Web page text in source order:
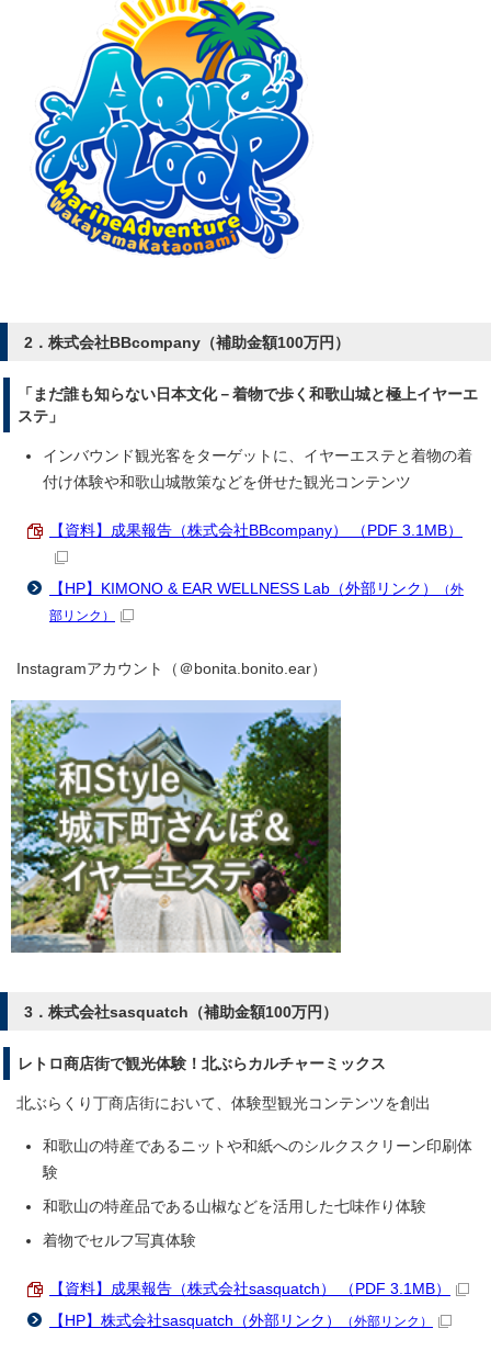
2．株式会社BBcompany（補助金額100万円）
「まだ誰も知らない日本文化－着物で歩く和歌山城と極上イヤーエ
ステ」
インバウンド観光客をターゲットに、イヤーエステと着物の着
付け体験や和歌山城散策などを併せた観光コンテンツ
【資料】成果報告（株式会社BBcompany） （PDF 3.1MB）
【HP】KIMONO & EAR WELLNESS Lab（外部リンク）
（外
部リンク）
Instagramアカウント（＠bonita.bonito.ear）
3．株式会社sasquatch（補助金額100万円）
レトロ商店街で観光体験！北ぶらカルチャーミックス
北ぶらくり丁商店街において、体験型観光コンテンツを創出
和歌山の特産であるニットや和紙へのシルクスクリーン印刷体
験
和歌山の特産品である山椒などを活用した七味作り体験
着物でセルフ写真体験
【資料】成果報告（株式会社sasquatch） （PDF 3.1MB）
【HP】株式会社sasquatch（外部リンク）
（外部リンク）